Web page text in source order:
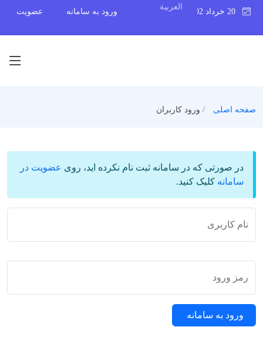
العربیة
ورود به سامانه عضویت
صفحه اصلی ورود کاربران
در صورتی که در سامانه ثبت نام نکرده اید، روی عضویت در
سامانه کلیک کنید.
نام کاربری
رمز ورود
ورود به سامانه